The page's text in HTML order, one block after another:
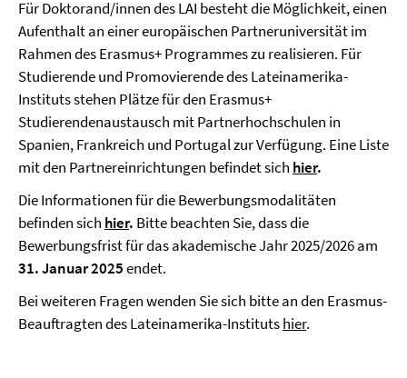
Für Doktorand/innen des LAI besteht die Möglichkeit, einen
Aufenthalt an einer europäischen Partneruniversität im
Rahmen des Erasmus+ Programmes zu realisieren. Für
Studierende und Promovierende des Lateinamerika-
Instituts stehen Plätze für den Erasmus+
Studierendenaustausch mit Partnerhochschulen in
Spanien, Frankreich und Portugal zur Verfügung. Eine Liste
mit den Partnereinrichtungen befindet sich hier.
Die Informationen für die Bewerbungsmodalitäten
befinden sich hier. Bitte beachten Sie, dass die
Bewerbungsfrist für das akademische Jahr 2025/2026 am
31. Januar 2025endet.
Bei weiteren Fragen wenden Sie sich bitte an den Erasmus-
Beauftragten des Lateinamerika-Institutshier.